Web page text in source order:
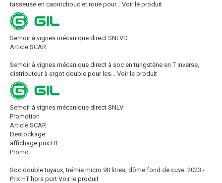
tasseuse en caoutchouc et roue pour... Voir le produit
Semoir à vignes mécanique direct SNLVD
Article SCAR
Semoir à vignes mécanique direct à soc en tungstène en T inverse,
distributeur à ergot double pour les... Voir le produit
Semoir à vignes mécanique direct SNLV
Promotion
Article SCAR
Destockage
affichage prix HT
Promo
Soc double tuyaux, trémie micro 90 litres, dôme fond de cuve. 2023 -
Prix HT hors port Voir le produit